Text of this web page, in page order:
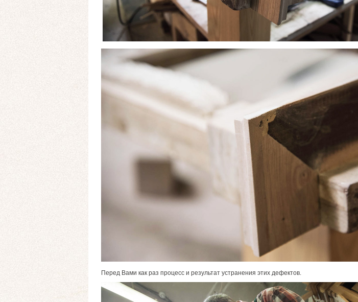
Перед Вами как раз процесс и результат устранения этих дефектов.